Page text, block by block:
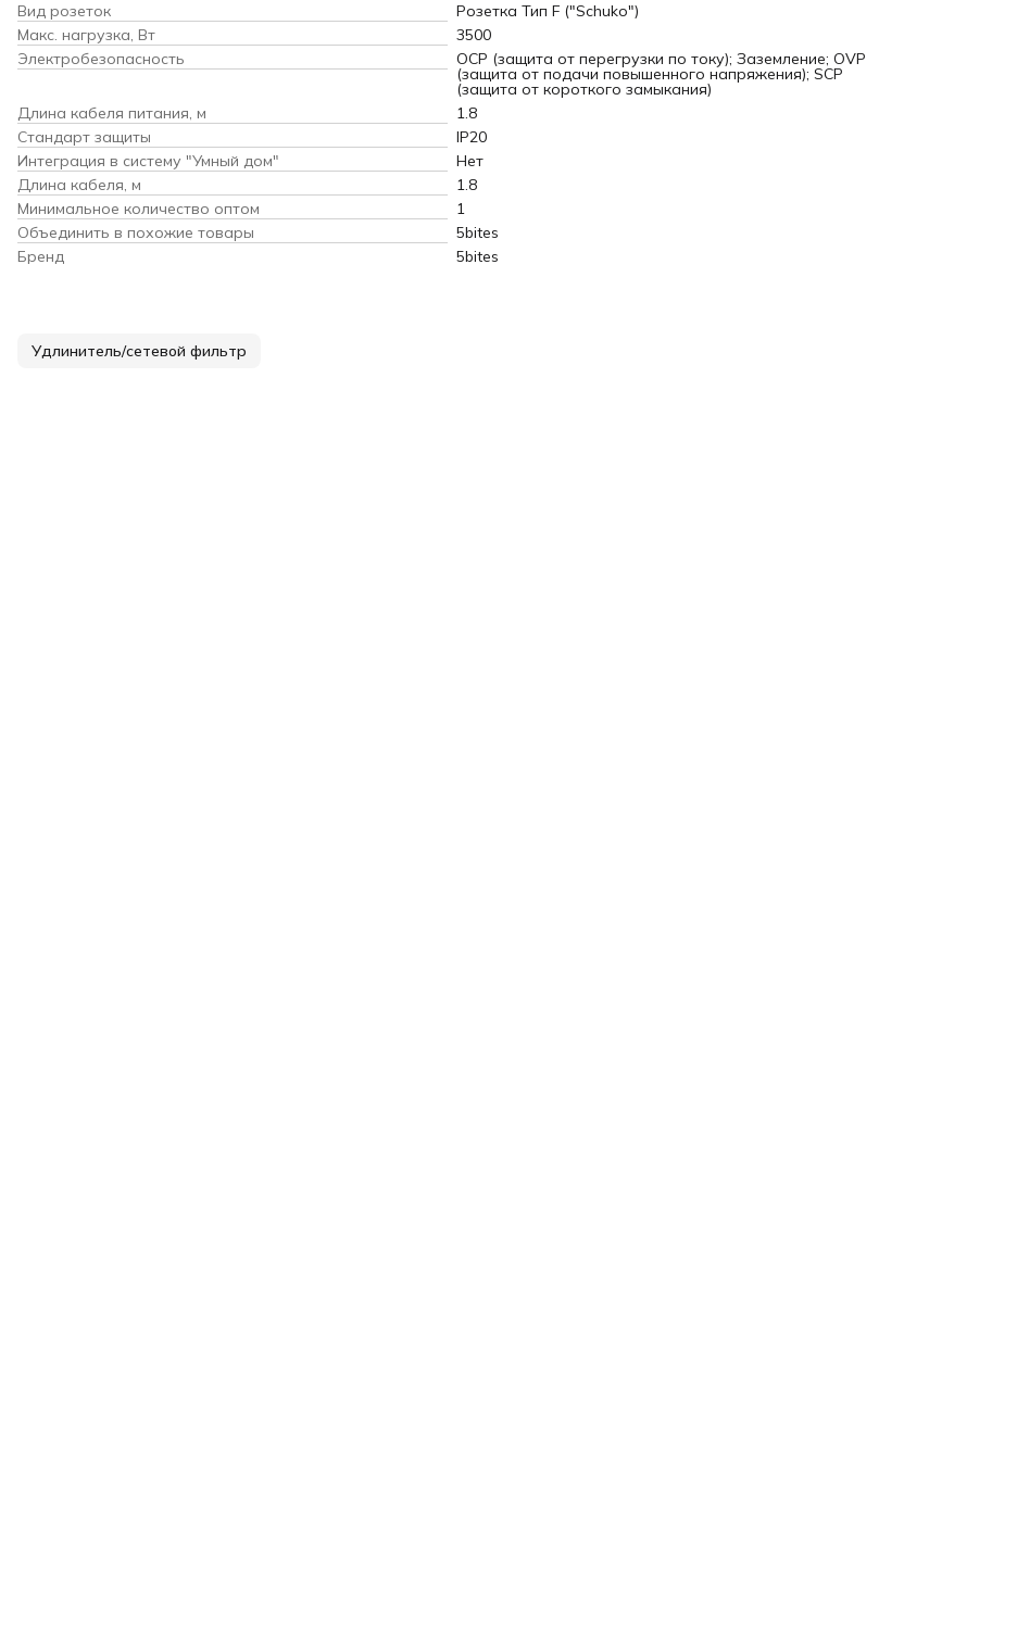
Вид розеток
Розетка Тип F ("Schuko")
Макс. нагрузка, Вт
3500
Электробезопасность
OCP (защита от перегрузки по току); Заземление; OVP
(защита от подачи повышенного напряжения); SCP
(защита от короткого замыкания)
Длина кабеля питания, м
1.8
Стандарт защиты
IP20
Интеграция в систему "Умный дом"
Нет
Длина кабеля, м
1.8
Минимальное количество оптом
1
Объединить в похожие товары
5bites
Бренд
5bites
Удлинитель/сетевой фильтр